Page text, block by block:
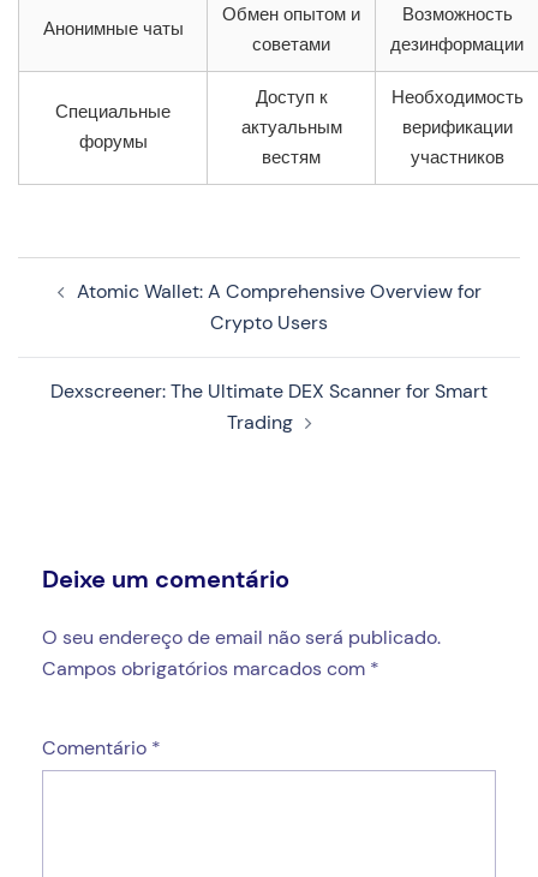
Анонимные чаты
Обмен опытом и
советами
Возможность
дезинформации
Специальные
форумы
Доступ к
актуальным
вестям
Необходимость
верификации
участников
Atomic Wallet: A Comprehensive Overview for
Crypto Users
Dexscreener: The Ultimate DEX Scanner for Smart
Trading
Deixe um comentário
O seu endereço de email não será publicado.
Campos obrigatórios marcados com *
Comentário *